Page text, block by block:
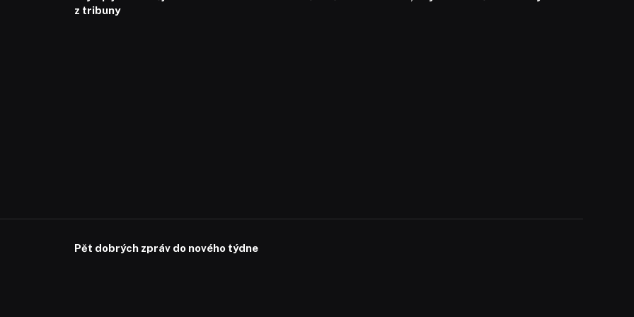
z tribuny
Pět dobrých zpráv do nového týdne